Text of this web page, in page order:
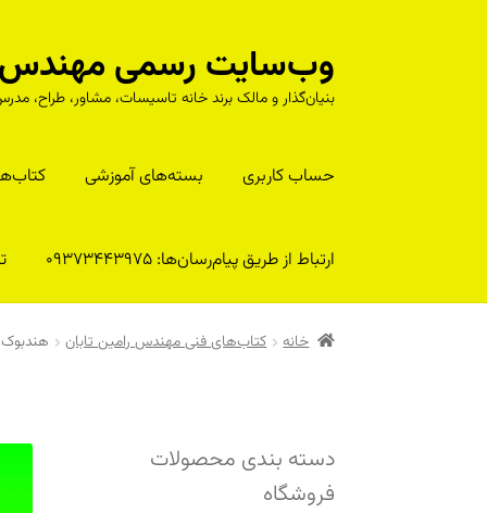
پرش
به
ناوبری
پرش
به
محتوا
وب‌سایت رسمی مهندس
بنیان‌گذار و مالک برند خانه تاسیسات، مشاور،
حساب کاربری بسته‌های آموزشی
ارتباط از طریق پیام‌رسان‌ها: 09373443975
خانه کتاب‌های فنی مهندس رامین تابان
دسته بندی محصولات
فروشگاه